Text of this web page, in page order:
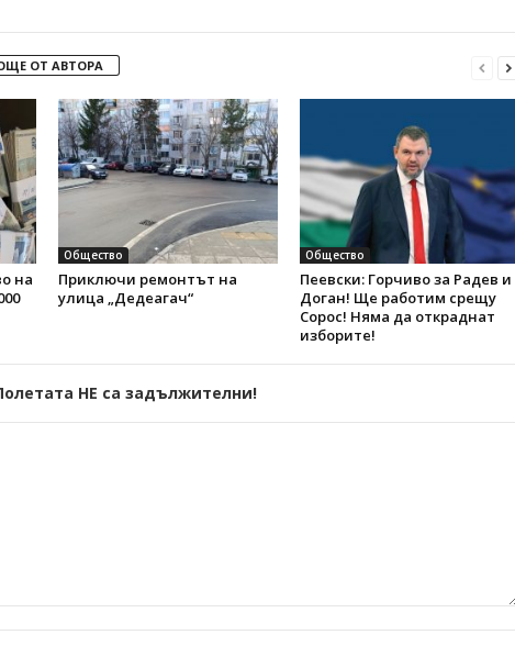
ОТ АВТОРА
на
Общество
Приключи ремонтът на
улица „Дедеагач“
Общество
Пеевски: Горчиво за Радев и
Доган! Ще работим срещу
Сорос! Няма да откраднат
изборите!
НЕ са задължителни!